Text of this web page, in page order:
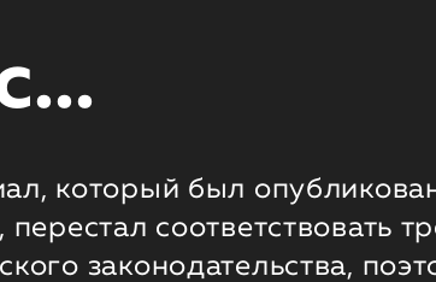
который был
перестал соответствовать
законодательства,